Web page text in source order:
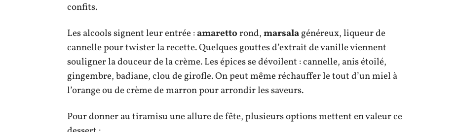
confits.
Les alcools signent leur entrée :amarettorond,marsalagénéreux, liqueur de
cannelle pour twister la recette. Quelques gouttes d’extrait de vanille viennent
souligner la douceur de la crème. Les épices se dévoilent : cannelle, anis étoilé,
gingembre, badiane, clou de girofle. On peut même réchauffer le tout d’un miel à
l’orange ou de crème de marron pour arrondir les saveurs.
Pour donner au tiramisu une allure de fête, plusieurs options mettent en valeur ce